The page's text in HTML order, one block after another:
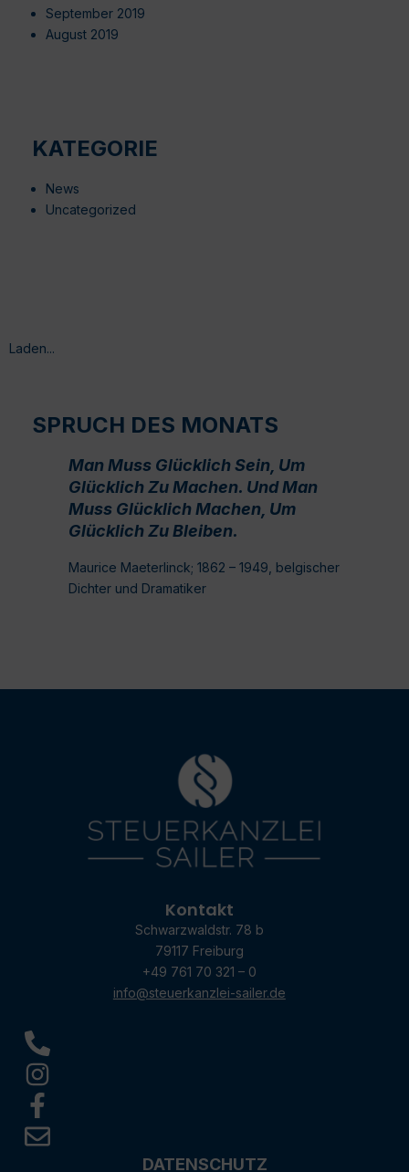
September 2019
August 2019
KATEGORIE
News
Uncategorized
Laden...
SPRUCH DES MONATS
Man Muss Glücklich Sein, Um
Glücklich Zu Machen. Und Man
Muss Glücklich Machen, Um
Glücklich Zu Bleiben.
Maurice Maeterlinck; 1862 – 1949, belgischer
Dichter und Dramatiker
Kontakt
Schwarzwaldstr. 78 b
79117 Freiburg
+49 761 70 321 – 0
info@steuerkanzlei-sailer.de
DATENSCHUTZ